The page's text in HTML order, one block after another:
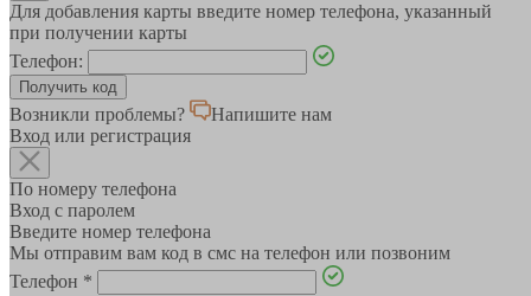
Для добавления карты введите номер телефона, указанный
при получении карты
Телефон:
Возникли проблемы?
Напишите нам
Вход или регистрация
По номеру телефона
Вход с паролем
Введите номер телефона
Мы отправим вам код в смс на телефон или позвоним
Телефон *